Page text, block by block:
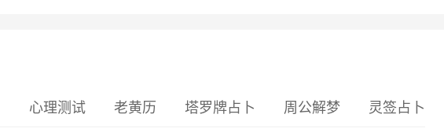
心理测试 老黄历 塔罗牌占卜 周公解梦 灵签占卜